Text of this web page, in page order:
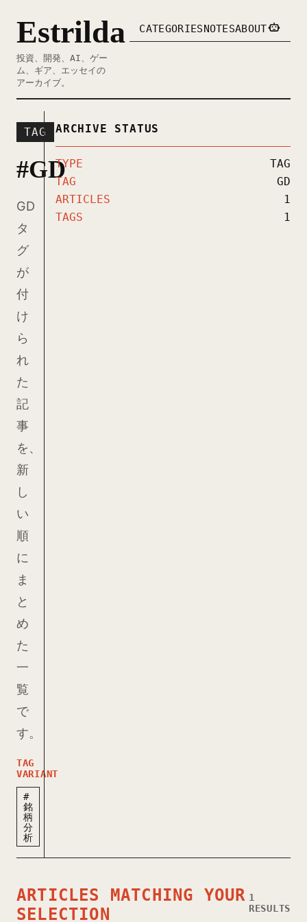
Estrilda CATEGORIESNOTESABOUT
投資、開発、AI、ゲー
ム、ギア、エッセイの
アーカイブ。
TAG
#GD
GD
タ
グ
が
付
け
ら
れ
た
記
事
を、
新
し
い
順
に
ま
と
め
た
一
覧
で
す。
TAG
VARIANT
#
銘
柄
分
析
ARCHIVE STATUS
TYPE
TAG
TAG
GD
ARTICLES
1
TAGS
1
ARTICLES MATCHING YOUR
SELECTION
1
RESULTS